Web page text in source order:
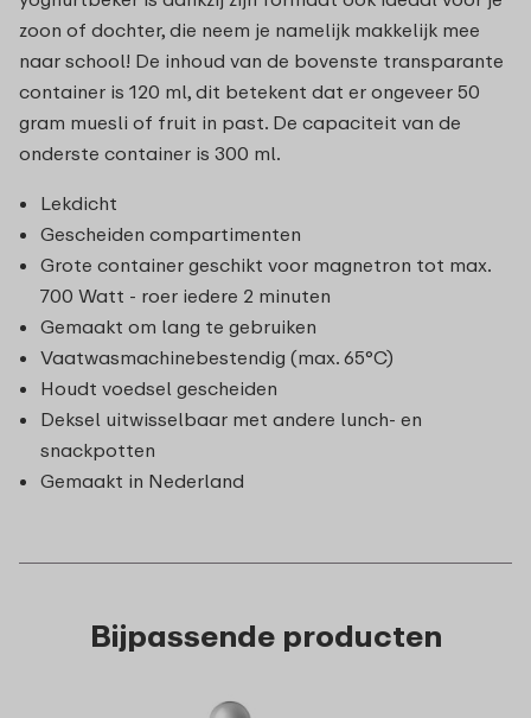
zoon of dochter, die neem je namelijk makkelijk mee
naar school! De inhoud van de bovenste transparante
container is 120 ml, dit betekent dat er ongeveer 50
gram muesli of fruit in past. De capaciteit van de
onderste container is 300 ml.
Lekdicht
Gescheiden compartimenten
Grote container geschikt voor magnetron tot max.
700 Watt - roer iedere 2 minuten
Gemaakt om lang te gebruiken
Vaatwasmachinebestendig (max. 65°C)
Houdt voedsel gescheiden
Deksel uitwisselbaar met andere lunch- en
snackpotten
Gemaakt in Nederland
Bijpassende producten